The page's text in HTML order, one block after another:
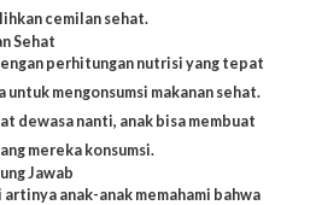
cemilan sehat.
Sehat
perhitungan nutrisi yang tepat
mengonsumsi makanan sehat.
dewasa nanti, anak bisa membuat
mereka konsumsi.
Jawab
anak-anak memahami bahwa